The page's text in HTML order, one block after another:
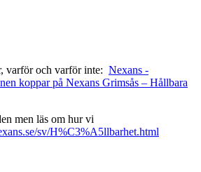
varför och varför inte: Nexans -
koppar på Nexans Grimsås – Hållbara
men läs om hur vi
sv/H%C3%A5llbarhet.html